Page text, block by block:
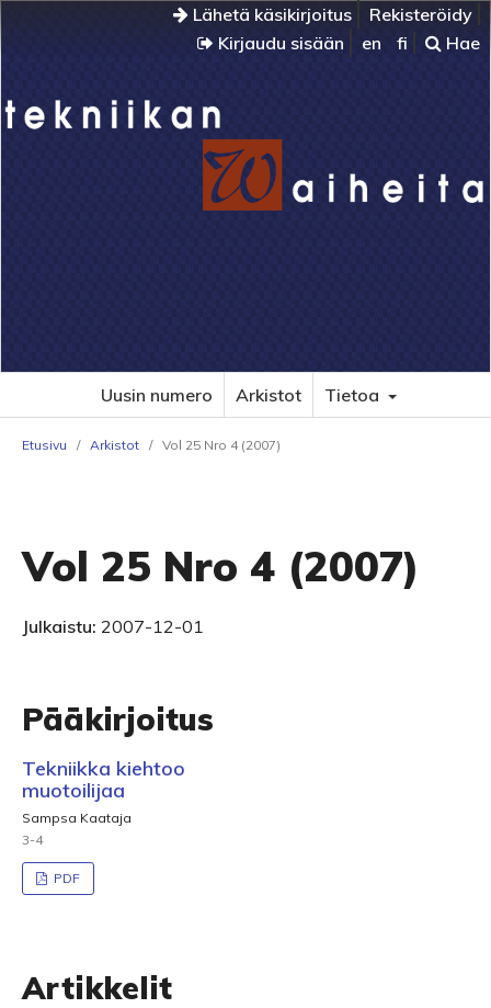
Lähetä käsikirjoitus
Rekisteröidy
Kirjaudu sisään
en fi Hae
Uusin numero Arkistot Tietoa
Etusivu / Arkistot / Vol 25 Nro 4 (2007)
Vol 25 Nro 4 (2007)
Julkaistu: 2007-12-01
Pääkirjoitus
Tekniikka kiehtoo
muotoilijaa
Sampsa Kaataja
3-4
PDF
Artikkelit